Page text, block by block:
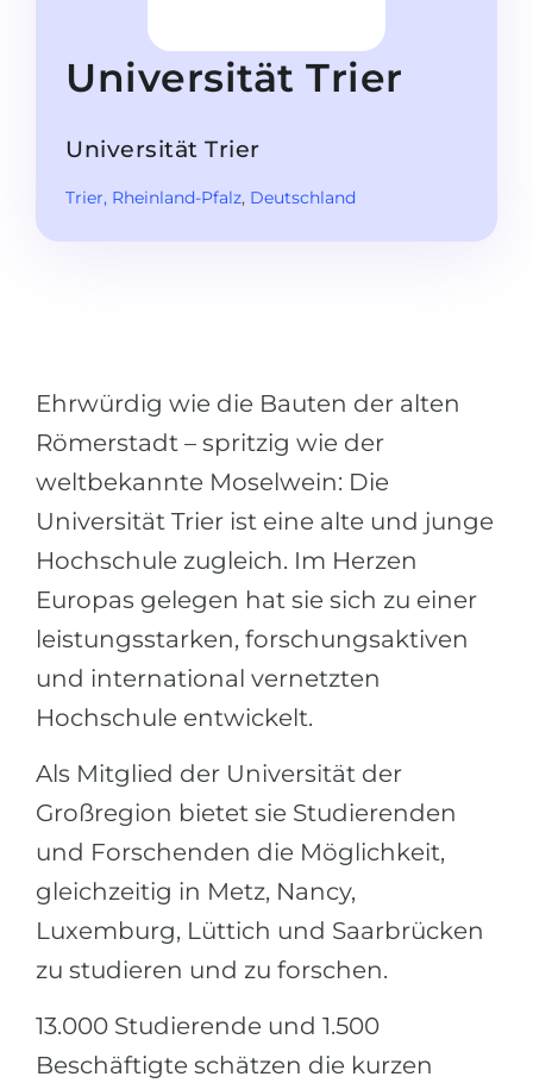
STUDIENKOLLEG
Studienkolleg-Kurse
Freshman / Foundation
Portfolio
GEOGRAFIE
Bundesländer
Berufe
Studienfächer
Beispiel-Stellenangebote
BERUFSORIENTIERUNG
Holland-Test
Interessenkarte-Test
RIASEC-Test
Erfolgzu
100%
Master
Zweitstudium
BEWERBEN NACH …
1. Studienjahr
2.–3. Studienjahr
Bachelorabschluss
Masterabschluss
BEWERBEN FÜR FACHRICHTUNG …
Ingenieurwesen
Physik
Anderes Fach
BEWERBEN AUS …
Russland
Ukraine
Kasachstan
Aserbaidschan
Armenien
Universität Trier
Universität Trier
Trier, Rheinland-Pfalz, Deutschland
Ehrwürdig wie die Bauten der alten
Römerstadt – spritzig wie der
weltbekannte Moselwein: Die
Universität Trier ist eine alte und junge
Hochschule zugleich. Im Herzen
Europas gelegen hat sie sich zu einer
leistungsstarken, forschungsaktiven
und international vernetzten
Hochschule entwickelt.
Als Mitglied der Universität der
Großregion bietet sie Studierenden
und Forschenden die Möglichkeit,
gleichzeitig in Metz, Nancy,
Luxemburg, Lüttich und Saarbrücken
zu studieren und zu forschen.
13.000 Studierende und 1.500
Beschäftigte schätzen die kurzen